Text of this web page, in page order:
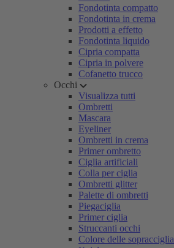
Fondotinta compatto
Fondotinta in crema
Prodotti a effetto
Fondotinta liquido
Cipria compatta
Cipria in polvere
Cofanetto trucco
Occhi
Visualizza tutti
Ombretti
Mascara
Eyeliner
Ombretti in crema
Primer ombretto
Ciglia artificiali
Colla per ciglia
Ombretti glitter
Palette di ombretti
Piegaciglia
Primer ciglia
Struccanti occhi
Colore delle sopracciglia